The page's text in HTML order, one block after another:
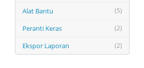
(5)
Alat Bantu
(2)
Peranti Keras
(2)
Ekspor Laporan